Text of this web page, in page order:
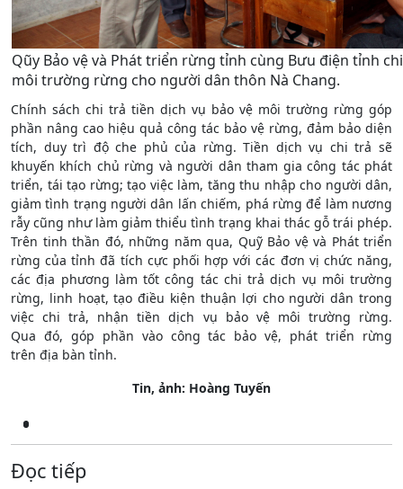
Qũy Bảo vệ và Phát triển rừng tỉnh cùng Bưu điện tỉnh
môi trường rừng cho người dân thôn Nà Chang.
Chính sách chi trả tiền dịch vụ bảo vệ môi trường rừng góp
phần nâng cao hiệu quả công tác bảo vệ rừng, đảm bảo diện
tích, duy trì độ che phủ của rừng. Tiền dịch vụ chi trả sẽ
khuyến khích chủ rừng và người dân tham gia công tác phát
triển, tái tạo rừng; tạo việc làm, tăng thu nhập cho người dân,
giảm tình trạng người dân lấn chiếm, phá rừng để làm nương
rẫy cũng như làm giảm thiểu tình trạng khai thác gỗ trái phép.
Trên tinh thần đó, những năm qua, Quỹ Bảo vệ và Phát triển
rừng của tỉnh đã tích cực phối hợp với các đơn vị chức năng,
các địa phương làm tốt công tác chi trả dịch vụ môi trường
rừng, linh hoạt, tạo điều kiện thuận lợi cho người dân trong
việc chi trả, nhận tiền dịch vụ bảo vệ môi trường rừng.
Qua đó, góp phần vào công tác bảo vệ, phát triển rừng
trên địa bàn tỉnh.
Tin, ảnh: Hoàng Tuyến
Đọc tiếp